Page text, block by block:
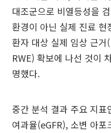
대조군으로 비열등성을
환경이 아닌 실제 진료
환자 대상 실제 임상 근
RWE) 확보에 나선 것이
명했다.
중간 분석 결과 주요 지
여과율(eGFR), 소변 아